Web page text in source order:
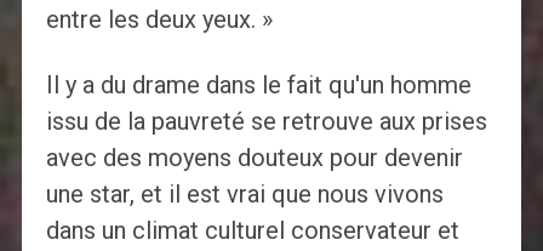
entre les deux yeux. »
Il y a du drame dans le fait qu'un homme
issu de la pauvreté se retrouve aux prises
avec des moyens douteux pour devenir
une star, et il est vrai que nous vivons
dans un climat culturel conservateur et